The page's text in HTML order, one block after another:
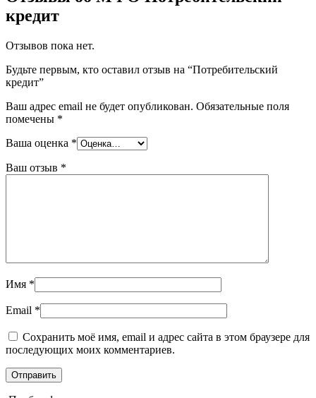
кредит
Отзывов пока нет.
Будьте первым, кто оставил отзыв на “Потребительский
кредит”
Ваш адрес email не будет опубликован. Обязательные поля
помечены *
Ваша оценка *
Ваш отзыв *
Имя *
Email *
Сохранить моё имя, email и адрес сайта в этом браузере для
последующих моих комментариев.